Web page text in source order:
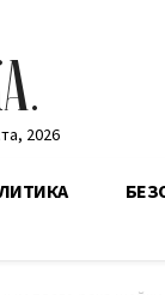
2026